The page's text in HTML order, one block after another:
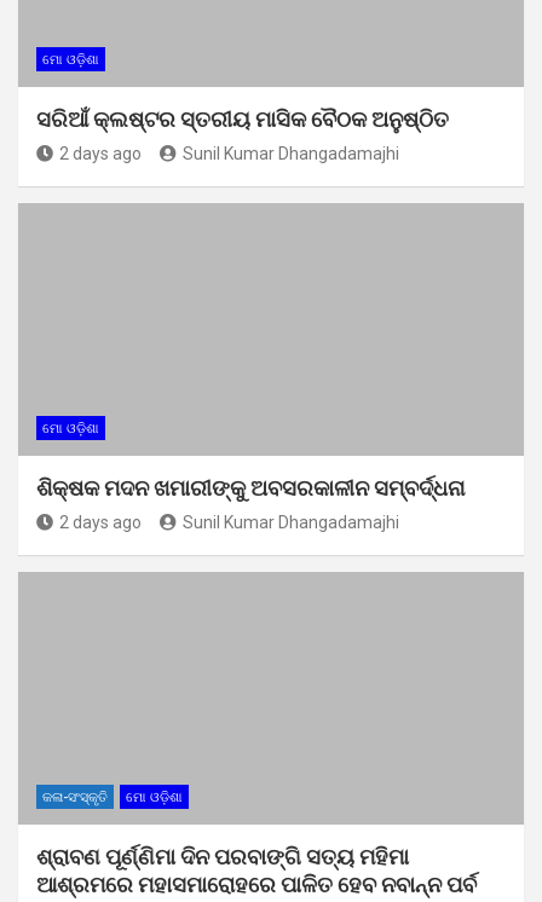
ମୋ ଓଡ଼ିଶା
ସରିଆଁ କ୍ଲଷ୍ଟର ସ୍ତରୀୟ ମାସିକ ବୈଠକ ଅନୁଷ୍ଠିତ
2 days ago Sunil Kumar Dhangadamajhi
ମୋ ଓଡ଼ିଶା
ଶିକ୍ଷକ ମଦନ ଖମାରୀଙ୍କୁ ଅବସରକାଳୀନ ସମ୍ବର୍ଦ୍ଧନା
2 days ago Sunil Kumar Dhangadamajhi
କଳା-ସଂସ୍କୃତି ମୋ ଓଡ଼ିଶା
ଶ୍ରାବଣ ପୂର୍ଣ୍ଣିମା ଦିନ ପରବାଙ୍ଗି ସତ୍ୟ ମହିମା
ଆଶ୍ରମରେ ମହାସମାରୋହରେ ପାଳିତ ହେବ ନବାନ୍ନ ପର୍ବ